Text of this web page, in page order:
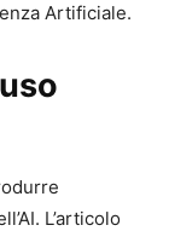
Artificiale.
L’articolo